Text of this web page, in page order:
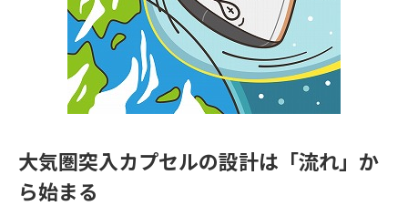
専門学校の資料請求 大学院の資料請求
留学・進学関連、塾・予備校
大学入学共通テスト「受験案
内」の請求
大学入学共通テスト「受験上の
配慮案内」の請求
高等学校卒業程度認定試験
幼稚園教員資格認定試験 小学校教員資格認定試験
高等学校（情報）教員資格認定
大気圏突入カプセルの設計は「流れ」か
ら始まる